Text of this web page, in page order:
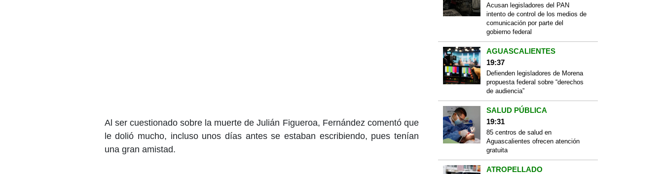
Al ser cuestionado sobre la muerte de Julián Figueroa, Fernández comentó que
le dolió mucho, incluso unos días antes se estaban escribiendo, pues tenían
una gran amistad.
Acusan legisladores del PAN
intento de control de los medios de
comunicación por parte del
gobierno federal
AGUASCALIENTES
19:37
Defienden legisladores de Morena
propuesta federal sobre “derechos
de audiencia”
SALUD PÚBLICA
19:31
85 centros de salud en
Aguascalientes ofrecen atención
gratuita
ATROPELLADO